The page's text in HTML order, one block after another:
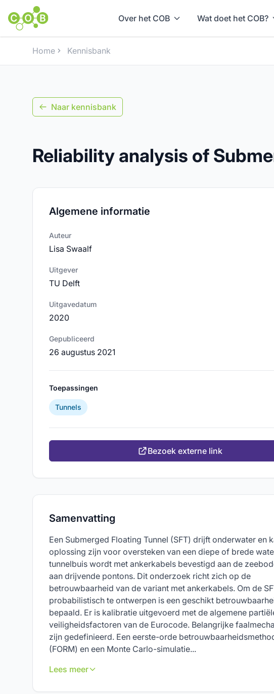
Over het COB Wat doet het COB?
Home Kennisbank
Naar kennisbank
Reliability analysis of
Algemene informatie
Auteur
Lisa Swaalf
Uitgever
TU Delft
Uitgavedatum
2020
Gepubliceerd
26 augustus 2021
Toepassingen
Tunnels
Bezoek externe link
Samenvatting
Een Submerged Floating Tunnel (SFT) drijft onderwater en
oplossing zijn voor oversteken van een diepe of brede
tunnelbuis wordt met ankerkabels bevestigd aan de
aan drijvende pontons. Dit onderzoek richt zich op de
betrouwbaarheid van de variant met ankerkabels. Om de
probabilistisch te ontwerpen is een geschikt
bepaald. Er is kalibratie uitgevoerd met de algemene
veiligheidsfactoren van de Eurocode. Belangrijke
zijn gedefinieerd. Een eerste-orde
(FORM) en een Monte Carlo-simulatie...
Lees meer